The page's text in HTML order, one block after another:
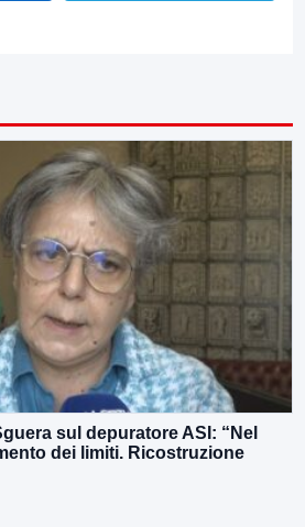
sul depuratore ASI: “Nel
dei limiti. Ricostruzione